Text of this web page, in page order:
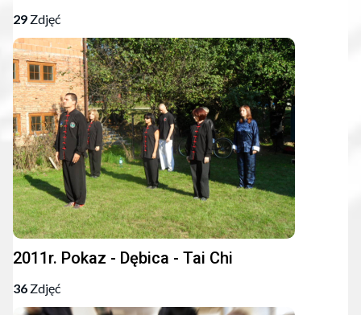
29 Zdjęć
2011r. Pokaz - Dębica - Tai Chi
36 Zdjęć